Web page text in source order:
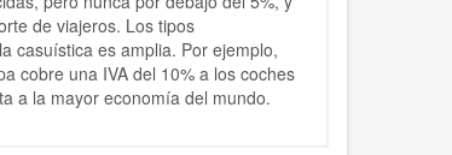
de viajeros. Los tipos
casuística es amplia. Por ejemplo,
cobre una IVA del 10% a los coches
a la mayor economía del mundo.